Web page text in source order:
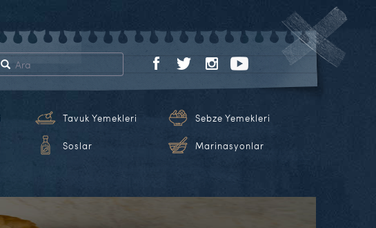
Tavuk Yemekleri Sebze Yemekleri
Soslar Marinasyonlar